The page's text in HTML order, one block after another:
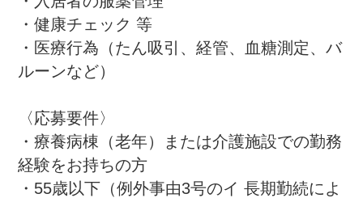
・健康チェック 等
・医療行為（たん吸引、経管、血糖測定、バ
ルーンなど）
〈応募要件〉
・療養病棟（老年）または介護施設での勤務
経験をお持ちの方
・55歳以下（例外事由3号のイ 長期勤続によ